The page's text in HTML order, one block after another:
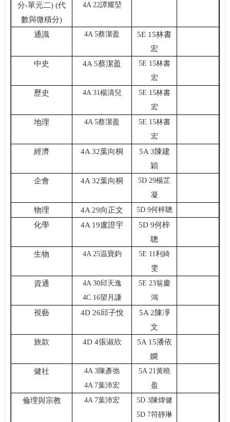
分-單元二) (代
數與微積分)
4A 22譚耀堃
通識 4A 5蔡潔盈
5E 15林書
宏
中史
4A 5蔡潔盈
5E 15林書
宏
歷史 4A 31楊清兒
5E 15林書
宏
地理 4A 5蔡潔盈
5E 15林書
宏
經濟 4A 32葉向桐
5A 3陳建
穎
企會
4A 32葉向桐
5D 29楊芷
凝
物理 4A 29向正文 5D 9何梓聰
化學 4A 19盧證宇
5D 9何梓
聰
生物
4A 25温寶鈞
5E 11利綺
雯
資通
4A 30邱天逸
4C 16望月謙
5E 23翁慶
鴻
視藝 4D 26邱子悅
5A 2陳凈
文
旅款
4D 4張淑欣
5A 15潘依
嫻
健社
4A 3陳彥弛
4A 7葉沛宏
5A 21黃曉
盈
倫理與宗教 4A 7葉沛宏
5D 3陳煒健
5D 7符靜琳